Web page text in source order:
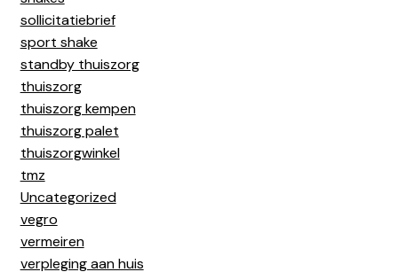
sollicitatiebrief
sport shake
standby thuiszorg
thuiszorg
thuiszorg kempen
thuiszorg palet
thuiszorgwinkel
tmz
Uncategorized
vegro
vermeiren
verpleging aan huis